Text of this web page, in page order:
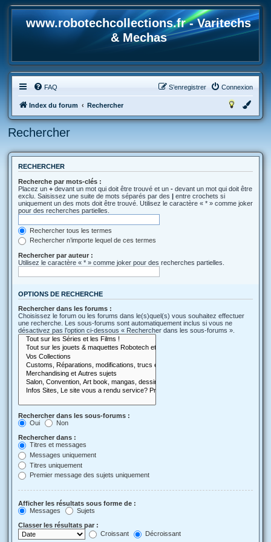
www.robotechcollections.fr - Varitechs
& Mechas
FAQ Connexion
S’enregistrer
Index du forum Rechercher
Rechercher
RECHERCHER
Recherche par mots-clés :
Placez un + devant un mot qui doit être trouvé et un - devant un mot qui doit être
exclu. Saisissez une suite de mots séparés par des | entre crochets si
uniquement un des mots doit être trouvé. Utilisez le caractère « * » comme joker
pour des recherches partielles.
Rechercher tous les termes
Rechercher n’importe lequel de ces termes
Rechercher par auteur :
Utilisez le caractère « * » comme joker pour des recherches partielles.
OPTIONS DE RECHERCHE
Rechercher dans les forums :
Choisissez le forum ou les forums dans le(s)quel(s) vous souhaitez effectuer
une recherche. Les sous-forums sont automatiquement inclus si vous ne
désactivez pas l’option ci-dessous « Rechercher dans les sous-forums ».
Rechercher dans les sous-forums :
Oui
Non
Rechercher dans :
Titres et messages
Messages uniquement
Titres uniquement
Premier message des sujets uniquement
Afficher les résultats sous forme de :
Messages
Sujets
Classer les résultats par :
Croissant
Décroissant